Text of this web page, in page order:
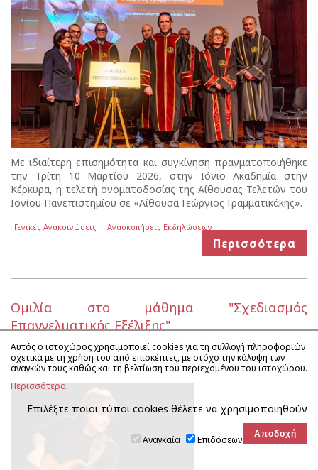
Με ιδιαίτερη επισημότητα και συγκίνηση πραγματοποιήθηκε
την Τρίτη 10 Μαρτίου 2026, στην Ιόνιο Ακαδημία στην
Κέρκυρα, η τελετή ονοματοδοσίας της Αίθουσας Τελετών του
Ιονίου Πανεπιστημίου σε «Αίθουσα Γεώργιος Γραμματικάκης».
Γενικές Ανακοινώσεις Ανασκοπήσεις Εκδηλώσεων
Περισσότερα
Oμιλία στο μάθημα "Σχεδιασμός
Επαγγελματικής Εξέλιξης"
Δημοσίευση: 20-03-2026 10:36 | Προβολές: 409
Έναρξη: 20-03-2026 | Λήξη: 24-03-2026 [Έληξε]
Αυτός ο ιστοχώρος χρησιμοποιεί cookies για τη συλλογή πληροφοριών
σχετικά με τη χρήση του από επισκέπτες, με στόχο την κάλυψη των
αναγκών τους καθώς και τη βελτίωση του περιεχομένου του ιστοχώρου.
Περισσότερα
Επιλέξτε ποιοι τύποι cookies θέλετε να χρησιμοποιηθούν
Αναγκαία Επιδόσεων